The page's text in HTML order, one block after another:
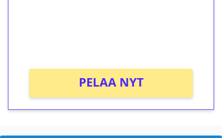
PELAA NYT